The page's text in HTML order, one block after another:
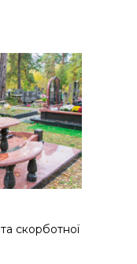
скорботної